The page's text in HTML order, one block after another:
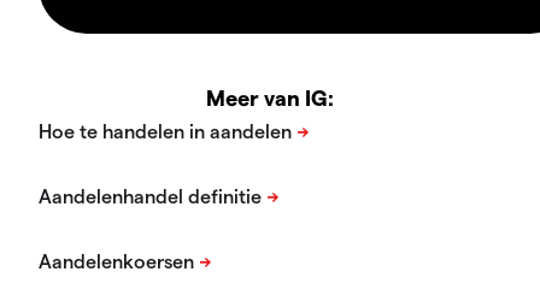
Meer van IG: